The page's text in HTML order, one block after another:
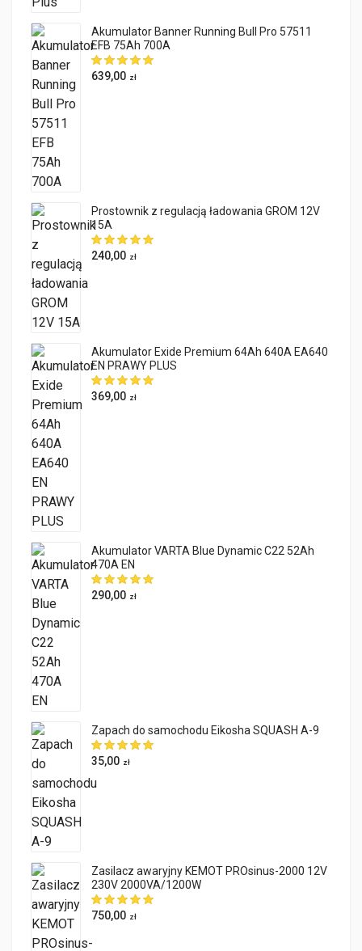
Akumulator Banner Running Bull Pro 57511
EFB 75Ah 700A
639,00 zł
Prostownik z regulacją ładowania GROM 12V
15A
240,00 zł
Akumulator Exide Premium 64Ah 640A EA640
EN PRAWY PLUS
369,00 zł
Akumulator VARTA Blue Dynamic C22 52Ah
470A EN
290,00 zł
Zapach do samochodu Eikosha SQUASH A-9
35,00 zł
Zasilacz awaryjny KEMOT PROsinus-2000 12V
230V 2000VA/1200W
750,00 zł